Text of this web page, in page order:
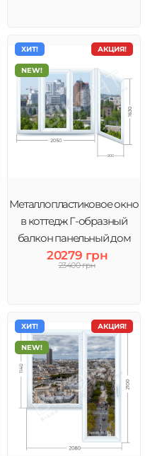
АКЦИЯ!
ХИТ!
NEW!
Металлопластиковое окно
в коттедж Г-образный
балкон панельный дом
20279 грн
23400 грн
АКЦИЯ!
ХИТ!
NEW!